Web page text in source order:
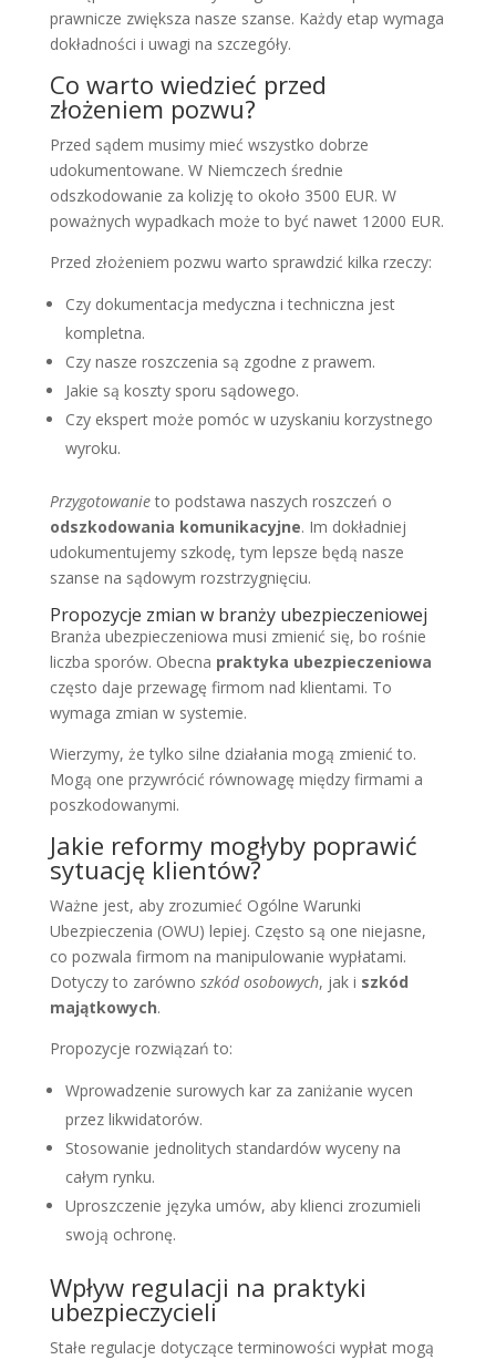
prawnicze zwiększa nasze szanse. Każdy etap wymaga
dokładności i uwagi na szczegóły.
Co warto wiedzieć przed
złożeniem pozwu?
Przed sądem musimy mieć wszystko dobrze
udokumentowane. W Niemczech średnie
odszkodowanie za kolizję to około 3500 EUR. W
poważnych wypadkach może to być nawet 12000 EUR.
Przed złożeniem pozwu warto sprawdzić kilka rzeczy:
Czy dokumentacja medyczna i techniczna jest
kompletna.
Czy nasze roszczenia są zgodne z prawem.
Jakie są koszty sporu sądowego.
Czy ekspert może pomóc w uzyskaniu korzystnego
wyroku.
Przygotowanieto podstawa naszych roszczeń o
odszkodowania komunikacyjne. Im dokładniej
udokumentujemy szkodę, tym lepsze będą nasze
szanse na sądowym rozstrzygnięciu.
Propozycje zmian w branży ubezpieczeniowej
Branża ubezpieczeniowa musi zmienić się, bo rośnie
liczba sporów. Obecna praktyka ubezpieczeniowa
często daje przewagę firmom nad klientami. To
wymaga zmian w systemie.
Wierzymy, że tylko silne działania mogą zmienić to.
Mogą one przywrócić równowagę między firmami a
poszkodowanymi.
Jakie reformy mogłyby poprawić
sytuację klientów?
Ważne jest, aby zrozumieć Ogólne Warunki
Ubezpieczenia (OWU) lepiej. Często są one niejasne,
co pozwala firmom na manipulowanie wypłatami.
Dotyczy to zarówno szkód osobowych, jak i szkód
majątkowych.
Propozycje rozwiązań to:
Wprowadzenie surowych kar za zaniżanie wycen
przez likwidatorów.
Stosowanie jednolitych standardów wyceny na
całym rynku.
Uproszczenie języka umów, aby klienci zrozumieli
swoją ochronę.
Wpływ regulacji na praktyki
ubezpieczycieli
Stałe regulacje dotyczące terminowości wypłat mogą